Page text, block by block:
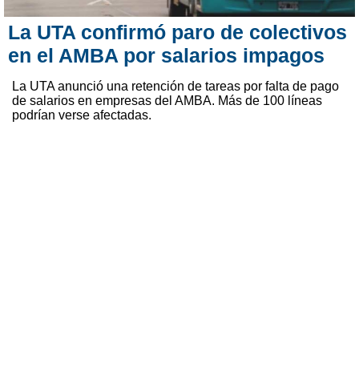
La UTA confirmó paro de colectivos
en el AMBA por salarios impagos
La UTA anunció una retención de tareas por falta de pago
de salarios en empresas del AMBA. Más de 100 líneas
podrían verse afectadas.